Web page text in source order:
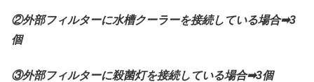
②外部フィルターに水槽クーラーを接続している場合➡3
個
③外部フィルターに殺菌灯を接続している場合➡3個